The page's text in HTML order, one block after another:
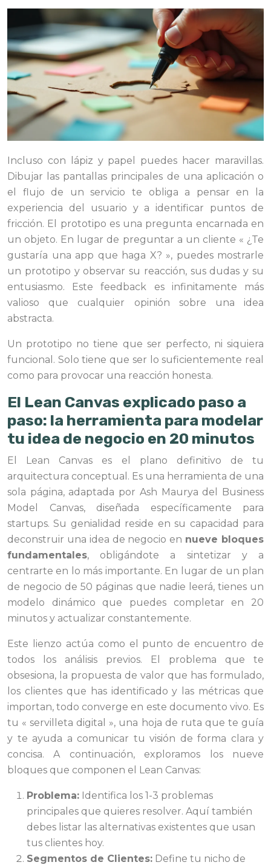
Incluso con lápiz y papel puedes hacer maravillas.
Dibujar las pantallas principales de una aplicación o
el flujo de un servicio te obliga a pensar en la
experiencia del usuario y a identificar puntos de
fricción. El prototipo es una pregunta encarnada en
un objeto. En lugar de preguntar a un cliente « ¿Te
gustaría una app que haga X? », puedes mostrarle
un prototipo y observar su reacción, sus dudas y su
entusiasmo. Este feedback es infinitamente más
valioso que cualquier opinión sobre una idea
abstracta.
Un prototipo no tiene que ser perfecto, ni siquiera
funcional. Solo tiene que ser lo suficientemente real
como para provocar una reacción honesta.
El Lean Canvas explicado paso a
paso: la herramienta para modelar
tu idea de negocio en 20 minutos
El Lean Canvas es el plano definitivo de tu
arquitectura conceptual. Es una herramienta de una
sola página, adaptada por Ash Maurya del Business
Model Canvas, diseñada específicamente para
startups. Su genialidad reside en su capacidad para
deconstruir una idea de negocio en nueve bloques
fundamentales, obligándote a sintetizar y a
centrarte en lo más importante. En lugar de un plan
de negocio de 50 páginas que nadie leerá, tienes un
modelo dinámico que puedes completar en 20
minutos y actualizar constantemente.
Este lienzo actúa como el punto de encuentro de
todos los análisis previos. El problema que te
obsesiona, la propuesta de valor que has formulado,
los clientes que has identificado y las métricas que
importan, todo converge en este documento vivo. Es
tu « servilleta digital », una hoja de ruta que te guía
y te ayuda a comunicar tu visión de forma clara y
concisa. A continuación, exploramos los nueve
bloques que componen el Lean Canvas:
Problema: Identifica los 1-3 problemas
principales que quieres resolver. Aquí también
debes listar las alternativas existentes que usan
tus clientes hoy.
Segmentos de Clientes: Define tu nicho de